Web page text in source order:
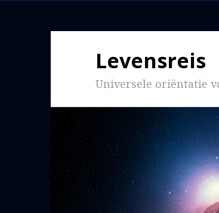
Levensreis
Universele oriëntatie